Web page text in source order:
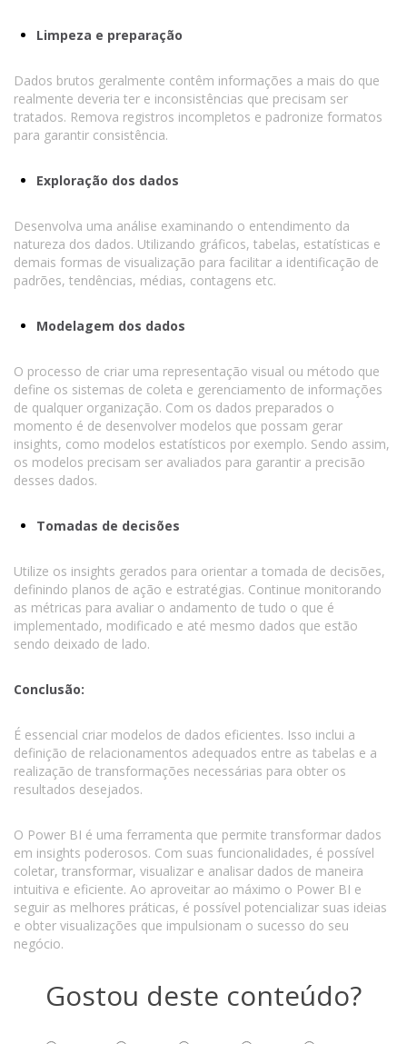
Limpeza e preparação
Dados brutos geralmente contêm informações a mais do que
realmente deveria ter e inconsistências que precisam ser
tratados. Remova registros incompletos e padronize formatos
para garantir consistência.
Exploração dos dados
Desenvolva uma análise examinando o entendimento da
natureza dos dados. Utilizando gráficos, tabelas, estatísticas e
demais formas de visualização para facilitar a identificação de
padrões, tendências, médias, contagens etc.
Modelagem dos dados
O processo de criar uma representação visual ou método que
define os sistemas de coleta e gerenciamento de informações
de qualquer organização. Com os dados preparados o
momento é de desenvolver modelos que possam gerar
insights, como modelos estatísticos por exemplo. Sendo assim,
os modelos precisam ser avaliados para garantir a precisão
desses dados.
Tomadas de decisões
Utilize os insights gerados para orientar a tomada de decisões,
definindo planos de ação e estratégias. Continue monitorando
as métricas para avaliar o andamento de tudo o que é
implementado, modificado e até mesmo dados que estão
sendo deixado de lado.
Conclusão:
É essencial criar modelos de dados eficientes. Isso inclui a
definição de relacionamentos adequados entre as tabelas e a
realização de transformações necessárias para obter os
resultados desejados.
O Power BI é uma ferramenta que permite transformar dados
em insights poderosos. Com suas funcionalidades, é possível
coletar, transformar, visualizar e analisar dados de maneira
intuitiva e eficiente. Ao aproveitar ao máximo o Power BI e
seguir as melhores práticas, é possível potencializar suas ideias
e obter visualizações que impulsionam o sucesso do seu
negócio.
Gostou deste conteúdo?